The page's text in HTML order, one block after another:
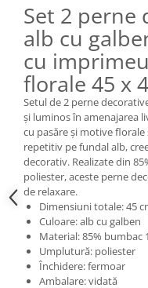
Set 2 perne
alb cu
cu
florale 45 x
Setul de 2 perne
și luminos în amenajarea
cu pasăre și motive
repetitiv pe fundal alb,
decorativ. Realizate din
poliester, aceste perne
de relaxare.
Dimensiuni totale: 45
Culoare: alb cu galben
Material: 85% bumbac
Umplutură: poliester
Închidere: fermoar
Ambalare: vidată